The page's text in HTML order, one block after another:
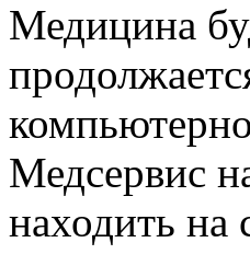
Медицина
Медсервис
находить на